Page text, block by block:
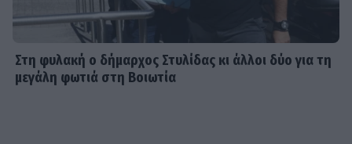
Στη φυλακή ο δήμαρχος Στυλίδας κι άλλοι δύο για τη
μεγάλη φωτιά στη Βοιωτία